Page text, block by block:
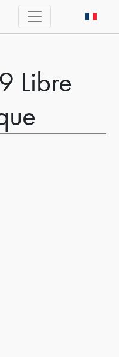
Libre